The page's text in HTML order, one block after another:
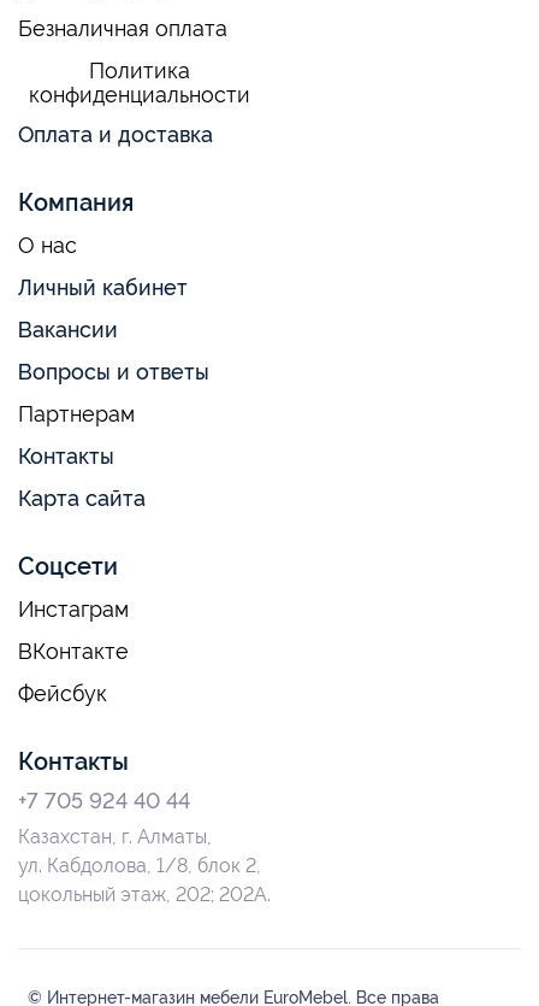
Безналичная оплата
Политика
конфиденциальности
Оплата и доставка
Компания
О нас
Личный кабинет
Вакансии
Вопросы и ответы
Партнерам
Контакты
Карта сайта
Соцсети
Инстаграм
ВКонтакте
Фейсбук
Контакты
+7 705 924 40 44
Казахстан, г. Алматы,
ул. Кабдолова, 1/8, блок 2,
цокольный этаж, 202; 202А.
© Интернет-магазин мебели EuroMebel. Все права